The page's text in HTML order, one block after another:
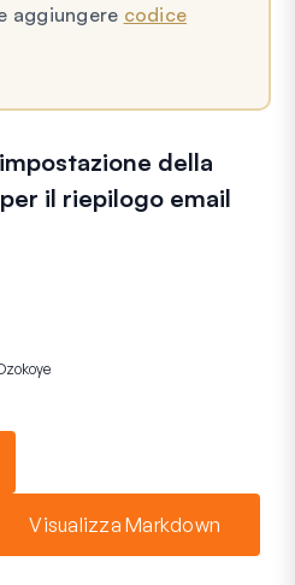
aggiungere codice
della
il riepilogo email
Visualizza Markdown